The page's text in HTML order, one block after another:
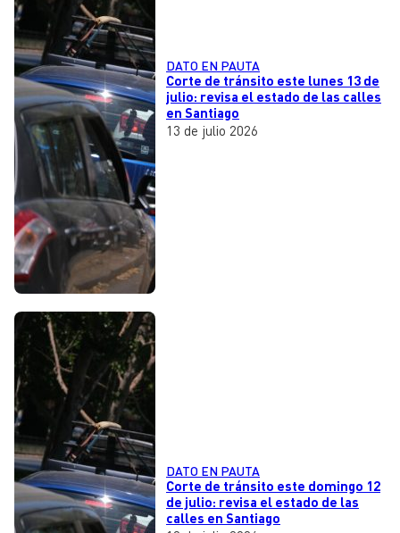
DATO EN PAUTA
Corte de tránsito este lunes 13 de
julio: revisa el estado de las calles
en Santiago
13 de julio 2026
DATO EN PAUTA
Corte de tránsito este domingo 12
de julio: revisa el estado de las
calles en Santiago